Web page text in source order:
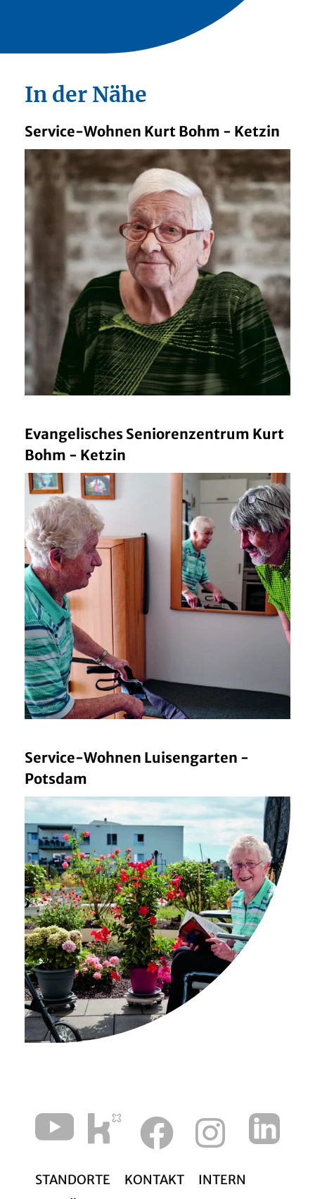
In der Nähe
Service-Wohnen Kurt Bohm - Ketzin
Evangelisches Seniorenzentrum Kurt
Bohm - Ketzin
Service-Wohnen Luisengarten -
Potsdam
STANDORTE KONTAKT
INTERN